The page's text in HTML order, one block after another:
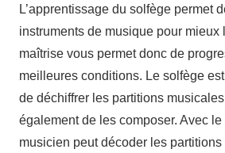
L’apprentissage du solfège permet
instruments de musique pour mieux
maîtrise vous permet donc de
meilleures conditions. Le solfège
de déchiffrer les partitions
également de les composer. Avec le
musicien peut décoder les